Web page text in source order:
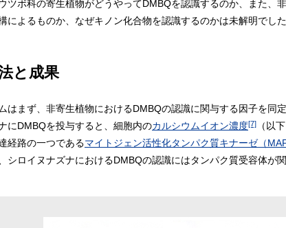
ツボ科の寄生植物がどうやってDMBQを認識するのか、また
によるものか、なぜキノン化合物を認識するのかは未解明でした
と成果
はまず、非寄生植物におけるDMBQの認識に関与する因子を同
にDMBQを投与すると、細胞内のカルシウムイオン濃度[7]
（以
経路の一つであるマイトジェン活性化タンパク質キナーゼ（
シロイヌナズナにおけるDMBQの認識にはタンパク質受容体が